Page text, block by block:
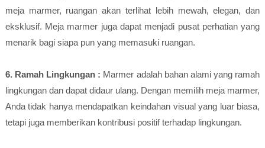
meja marmer, ruangan akan terlihat lebih mewah, elegan, dan
eksklusif. Meja marmer juga dapat menjadi pusat perhatian yang
menarik bagi siapa pun yang memasuki ruangan.
6. Ramah Lingkungan : Marmer adalah bahan alami yang ramah
lingkungan dan dapat didaur ulang. Dengan memilih meja marmer,
Anda tidak hanya mendapatkan keindahan visual yang luar biasa,
tetapi juga memberikan kontribusi positif terhadap lingkungan.